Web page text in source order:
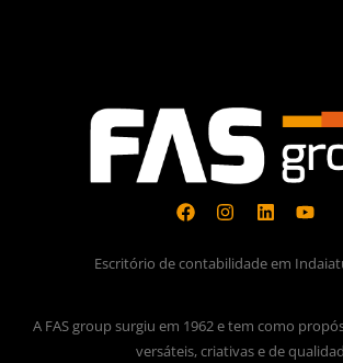
Escritório de contabilidade em
A FAS group surgiu em 1962 e tem como
versáteis, criativas e de